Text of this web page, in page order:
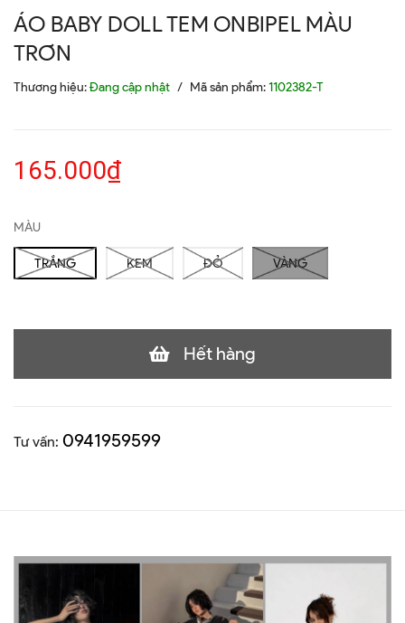
ÁO BABY DOLL TEM ONBIPEL MÀU
TRƠN
Thương hiệu:Đang cập nhật / Mã sản phẩm:1102382-T
165.000₫
MÀU
TRẮNG KEM ĐỎ VÀNG
Hết hàng
Tư vấn: 0941959599